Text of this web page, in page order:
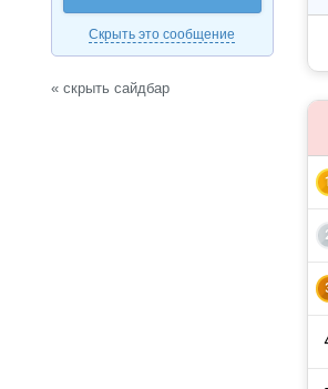
1
Скрыть это сообщение
« скрыть сайдбар